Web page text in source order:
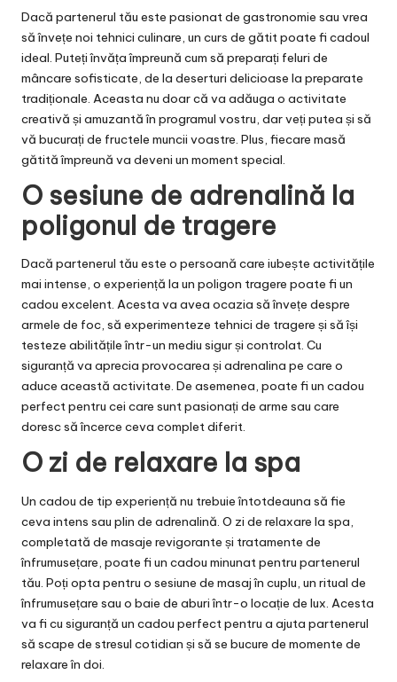
Dacă partenerul tău este pasionat de gastronomie sau vrea
să învețe noi tehnici culinare, un curs de gătit poate fi cadoul
ideal. Puteți învăța împreună cum să preparați feluri de
mâncare sofisticate, de la deserturi delicioase la preparate
tradiționale. Aceasta nu doar că va adăuga o activitate
creativă și amuzantă în programul vostru, dar veți putea și să
vă bucurați de fructele muncii voastre. Plus, fiecare masă
gătită împreună va deveni un moment special.
O sesiune de adrenalină la
poligonul de tragere
Dacă partenerul tău este o persoană care iubește activitățile
mai intense, o experiență la un poligon tragere poate fi un
cadou excelent. Acesta va avea ocazia să învețe despre
armele de foc, să experimenteze tehnici de tragere și să își
testeze abilitățile într-un mediu sigur și controlat. Cu
siguranță va aprecia provocarea și adrenalina pe care o
aduce această activitate. De asemenea, poate fi un cadou
perfect pentru cei care sunt pasionați de arme sau care
doresc să încerce ceva complet diferit.
O zi de relaxare la spa
Un cadou de tip experiență nu trebuie întotdeauna să fie
ceva intens sau plin de adrenalină. O zi de relaxare la spa,
completată de masaje revigorante și tratamente de
înfrumusețare, poate fi un cadou minunat pentru partenerul
tău. Poți opta pentru o sesiune de masaj în cuplu, un ritual de
înfrumusețare sau o baie de aburi într-o locație de lux. Acesta
va fi cu siguranță un cadou perfect pentru a ajuta partenerul
să scape de stresul cotidian și să se bucure de momente de
relaxare în doi.